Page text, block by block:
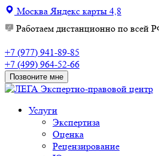
МоскваЯндекс карты 4,8
Работаем дистанционно по всей
+7 (977) 941-89-85
+7 (499) 964-52-66
Позвоните мне
Экспертно-правовой центр
Услуги
Экспертиза
Оценка
Рецензирование